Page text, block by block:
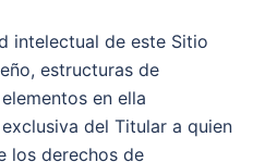
intelectual de este Sitio
estructuras de
en ella
del Titular a quien
los derechos de